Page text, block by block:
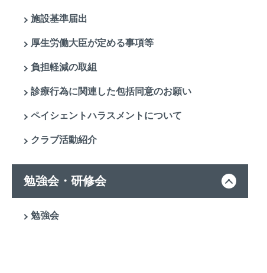
施設基準届出
厚生労働大臣が定める事項等
負担軽減の取組
診療行為に関連した包括同意のお願い
ペイシェントハラスメントについて
クラブ活動紹介
勉強会・研修会
勉強会